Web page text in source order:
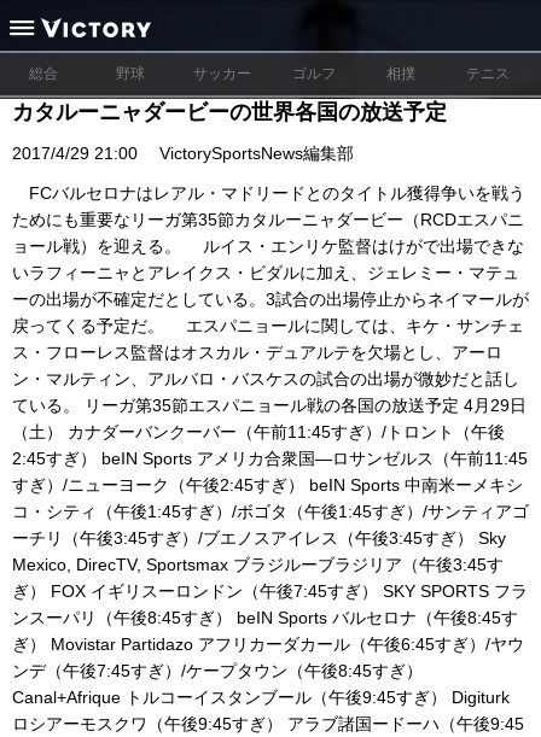
総合 野球 サッカー ゴルフ 相撲 テニス
カタルーニャダービーの世界各国の放送予定
2017/4/29 21:00 VictorySportsNews編集部
FCバルセロナはレアル・マドリードとのタイトル獲得争いを戦う
ためにも重要なリーガ第35節カタルーニャダービー（RCDエスパニ
ョール戦）を迎える。 ルイス・エンリケ監督はけがで出場できな
いラフィーニャとアレイクス・ビダルに加え、ジェレミー・マテュ
ーの出場が不確定だとしている。3試合の出場停止からネイマールが
戻ってくる予定だ。 エスパニョールに関しては、キケ・サンチェ
ス・フローレス監督はオスカル・デュアルテを欠場とし、アーロ
ン・マルティン、アルバロ・バスケスの試合の出場が微妙だと話し
ている。 リーガ第35節エスパニョール戦の各国の放送予定 4月29日
（土） カナダーバンクーバー（午前11:45すぎ）/トロント（午後
2:45すぎ） beIN Sports アメリカ合衆国—ロサンゼルス（午前11:45
すぎ）/ニューヨーク（午後2:45すぎ） beIN Sports 中南米ーメキシ
コ・シティ（午後1:45すぎ）/ボゴタ（午後1:45すぎ）/サンティアゴ
ーチリ（午後3:45すぎ）/ブエノスアイレス（午後3:45すぎ） Sky
Mexico, DirecTV, Sportsmax ブラジルーブラジリア（午後3:45す
ぎ） FOX イギリスーロンドン（午後7:45すぎ） SKY SPORTS フラ
ンスーパリ（午後8:45すぎ） beIN Sports バルセロナ（午後8:45す
ぎ） Movistar Partidazo アフリカーダカール（午後6:45すぎ）/ヤウ
ンデ（午後7:45すぎ）/ケープタウン（午後8:45すぎ）
Canal+Afrique トルコーイスタンブール（午後9:45すぎ） Digiturk
ロシアーモスクワ（午後9:45すぎ） アラブ諸国ードーハ（午後9:45